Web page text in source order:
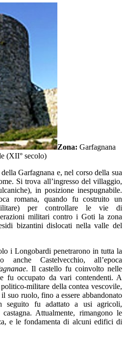
Zona: Garfagnana
(XII° secolo)
Garfagnana e, nel corso della sua
Si trova all’ingresso del villaggio,
in posizione inespugnabile.
romana, quando fu costruito un
per controllare le vie di
militari contro i Goti la zona
bizantini dislocati nella valle del
i Longobardi penetrarono in tutta la
anche Castelvecchio, all’epoca
. Il castello fu coinvolto nelle
fu occupato da vari contendenti. A
militare della contea vescovile,
suo ruolo, fino a essere abbandonato
seguito fu adattato a usi agricoli,
Attualmente, rimangono le
e le fondamenta di alcuni edifici di